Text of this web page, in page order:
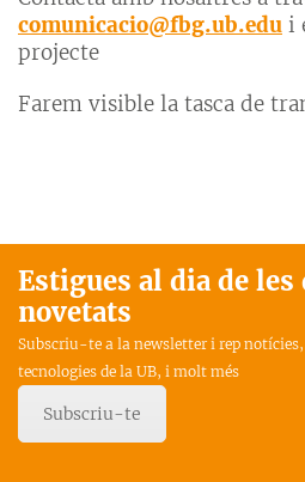
comunicacio@fbg.ub.edu i
projecte
Farem visible la tasca de
Estigues al dia de les
novetats
Subscriu-te a la newsletter i rep
tecnologies de la UB, i molt més
Subscriu-te